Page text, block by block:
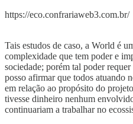
https://eco.confrariaweb3.com.br/
Tais estudos de caso, a World é
complexidade que tem poder e
sociedade; porém tal poder
posso afirmar que todos atuando
em relação ao propósito do
tivesse dinheiro nenhum
continuariam a trabalhar no